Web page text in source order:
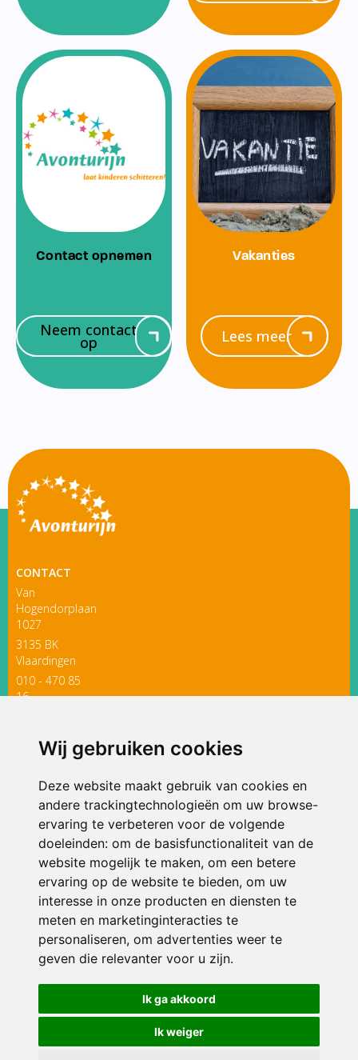
Wij gebruiken cookies
Deze website maakt gebruik van cookies en
andere trackingtechnologieën om uw browse-
ervaring te verbeteren voor de volgende
doeleinden: om de basisfunctionaliteit van de
website mogelijk te maken, om een betere
ervaring op de website te bieden, om uw
interesse in onze producten en diensten te
meten en marketinginteracties te
personaliseren, om advertenties weer te
geven die relevanter voor u zijn.
Ik ga akkoord
Ik weiger
Contact opnemen
Neem contact
op
Vakanties
Lees meer
CONTACT
Van
Hogendorplaan
1027
3135 BK
Vlaardingen
010 - 470 85
16
ONDERDEEL VAN
© 2026 Avonturijn | Alle rechten voorbehouden
Privacy policy|Disclaimer| Klachtenregeling|RSIN en Anbi
voorkeuren
Crealisatie The MindOffice